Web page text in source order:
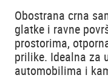
Obostrana crna
glatke i ravne
prostorima,
prilike. Idealna za
automobilima i